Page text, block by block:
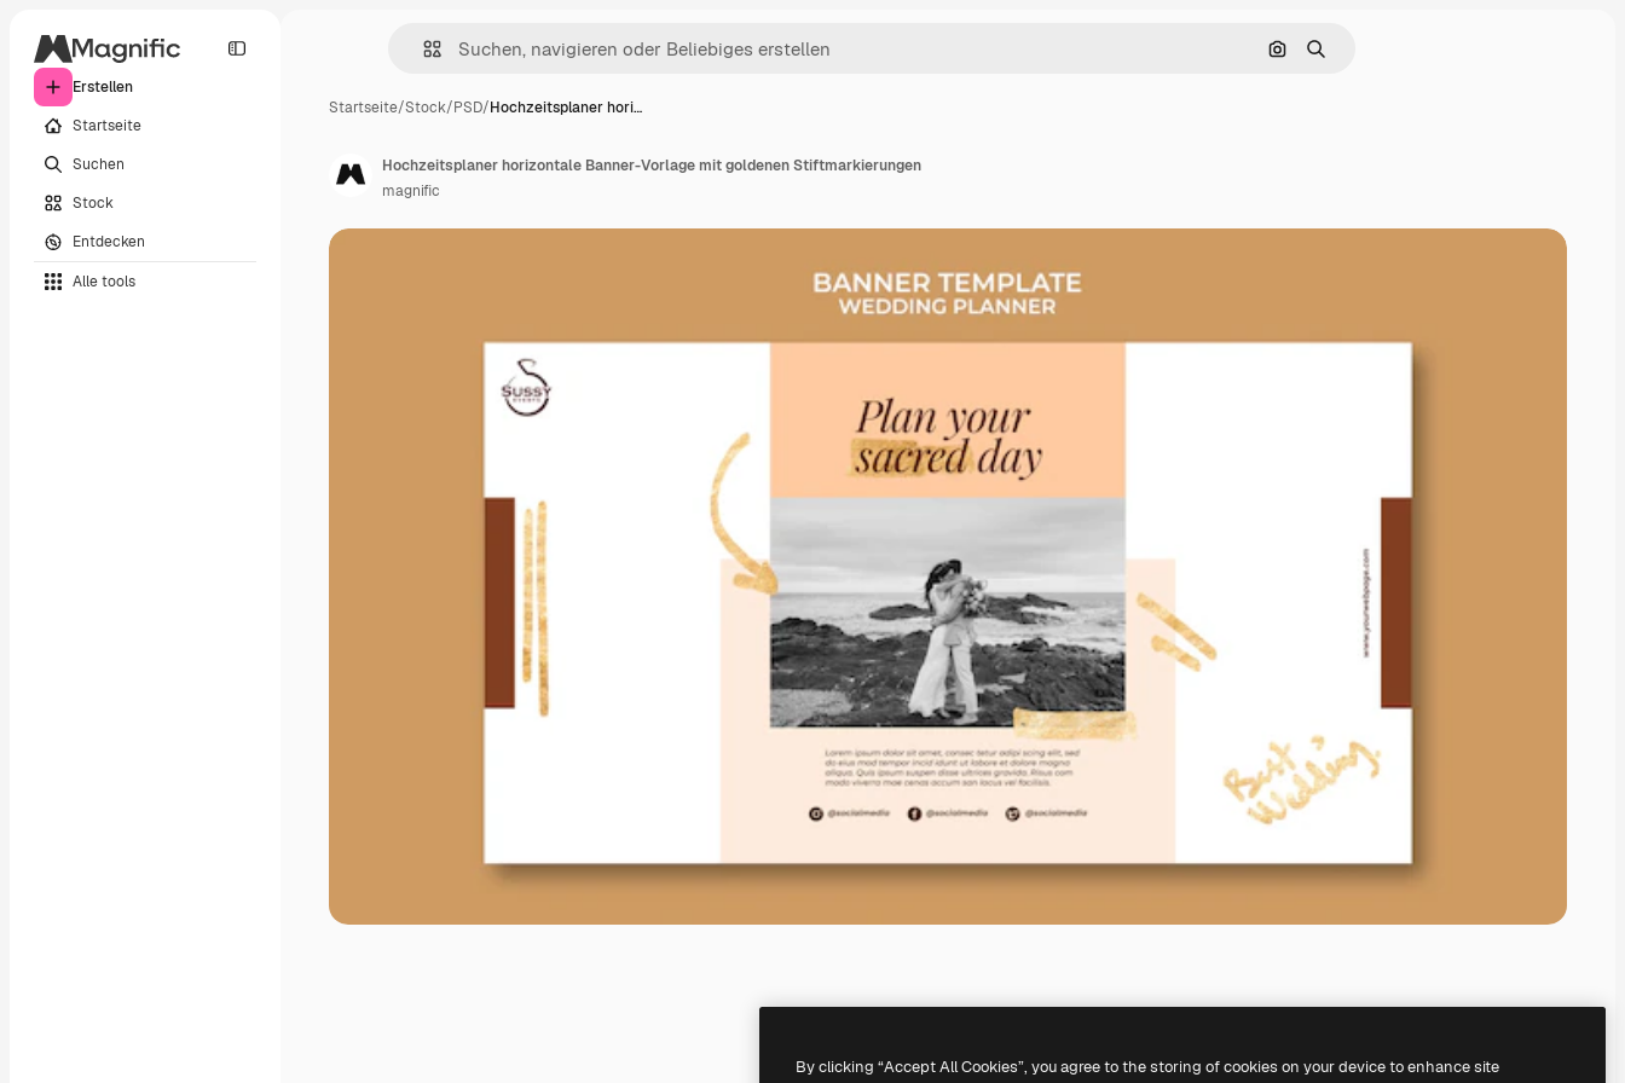
Erstellen
Startseite
Suchen
Stock
Entdecken
Alle tools
Nach Bild suchen
Suchen
Startseite/Stock/PSD/Hochzeitsplaner hori…
Hochzeitsplaner horizontale Banner-Vorlage mit goldenen Stiftmarkierungen
magnific
By clicking “Accept All Cookies”, you agree to the storing of cookies on your device to enhance site